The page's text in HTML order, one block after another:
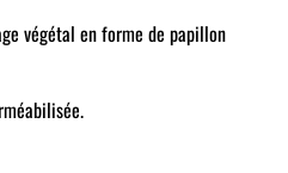
végétal en forme de papillon